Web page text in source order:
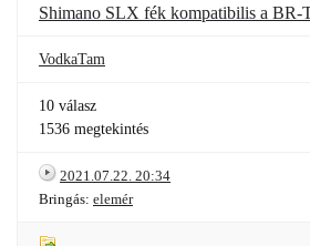
Shimano SLX fék kompatibilis a BR-
VodkaTam
10 válasz
1536 megtekintés
2021.07.22. 20:34
Bringás: elemér